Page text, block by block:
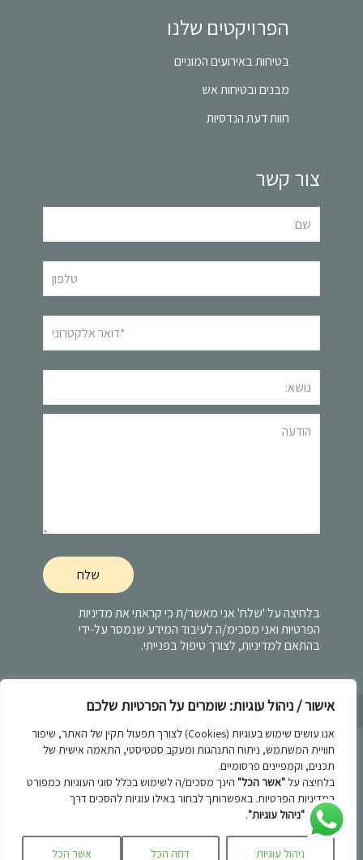
אישור / ניהול עוגיות: שומרים על הפרטיות שלכם
אנו עושים שימוש בעוגיות (Cookies) לצורך תפעול תקין של האתר, שיפור
חוויית המשתמש, ניתוח התנהגות ומעקב סטטיסטי, התאמה אישית של
תכנים, וקמפיינים פרסומיים.
בלחיצה על "אשר הכל" הינך מסכים/ה לשימוש בכלל סוגי העוגיות כמפורט
במדיניות הפרטיות. באפשרותך לבחור באילו עוגיות להסכים דרך
כפתור "ניהול עוגיות".
ניהול עוגיות דחה הכל אשר הכל
הפרויקטים שלנו
בטיחות באירועים המוניים
מבנים ובטיחות אש
חוות דעת הנדסיות
צור קשר
בלחיצה על 'שלח' אני מאשר/ת כי קראתי אתמדיניות
הפרטיותואני מסכימ/ה לעיבוד המידע שנמסר על-ידי
בהתאם למדיניות, לצורך טיפול בפנייתי.
מדיניות הפרטיות
בניית אתרים -